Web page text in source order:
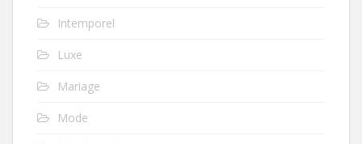
Intemporel
Luxe
Mariage
Mode